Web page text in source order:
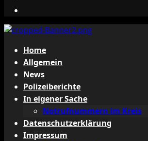
Primäres
Menü
Home
Allgemein
News
Polizeiberichte
In eigener Sache
Notrufnummern im Kreis
Datenschutzerklärung
Impressum